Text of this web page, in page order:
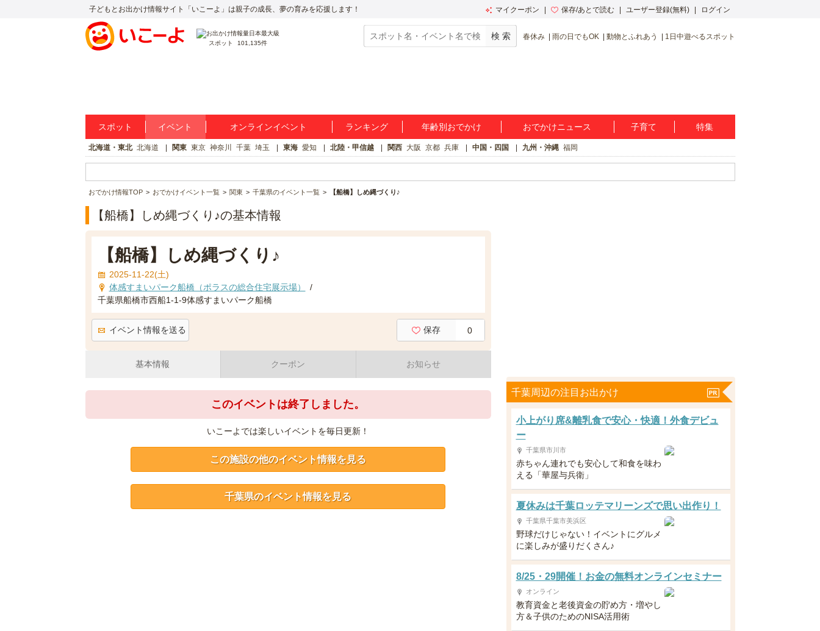
子どもとお出かけ情報サイト「いこーよ」は親子の成長、夢の育みを応援します！ マイクーポン 保存/あとで読む ユーザー登録(無料) ログイン
スポット 101,135件
春休み 雨の日でもOK 動物とふれあう 1日中遊べるスポット
スポット イベント オンラインイベント ランキング 年齢別おでかけ おでかけニュース 子育て 特集
北海道・東北 北海道 関東 東京 神奈川 千葉 埼玉 東海 愛知 北陸・甲信越 関西 大阪 京都 兵庫 中国・四国 九州・沖縄 福岡
おでかけ情報TOP おでかけイベント一覧 関東 千葉県のイベント一覧 【船橋】しめ縄づくり♪
【船橋】しめ縄づくり♪の基本情報
【船橋】しめ縄づくり♪
2025-11-22(土)
体感すまいパーク船橋（ポラスの総合住宅展示場）
/
千葉県船橋市西船1-1-9体感すまいパーク船橋
イベント情報を送る 保存 0
基本情報 クーポン お知らせ
このイベントは終了しました。
いこーよでは楽しいイベントを毎日更新！
この施設の他のイベント情報を見る
千葉県のイベント情報を見る
千葉周辺の注目お出かけ
小上がり席&離乳食で安心・快適！外食デビュ
ー
千葉県市川市
赤ちゃん連れでも安心して和食を味わ
える「華屋与兵衛」
夏休みは千葉ロッテマリーンズで思い出作り！
千葉県千葉市美浜区
野球だけじゃない！イベントにグルメ
に楽しみが盛りだくさん♪
8/25・29開催！お金の無料オンラインセミナー
オンライン
教育資金と老後資金の貯め方・増やし
方＆子供のためのNISA活用術